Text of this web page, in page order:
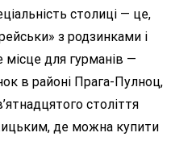
столиці — це,
з родзинками і
для гурманів —
в районі Прага-Пулноц,
століття
де можна купити